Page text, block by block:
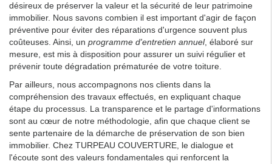
désireux de préserver la valeur et la sécurité de leur patrimoine
immobilier. Nous savons combien il est important d'agir de façon
préventive pour éviter des réparations d'urgence souvent plus
coûteuses. Ainsi, un programme d'entretien annuel, élaboré sur
mesure, est mis à disposition pour assurer un suivi régulier et
prévenir toute dégradation prématurée de votre toiture.
Par ailleurs, nous accompagnons nos clients dans la
compréhension des travaux effectués, en expliquant chaque
étape du processus. La transparence et le partage d'informations
sont au cœur de notre méthodologie, afin que chaque client se
sente partenaire de la démarche de préservation de son bien
immobilier. Chez TURPEAU COUVERTURE, le dialogue et
l'écoute sont des valeurs fondamentales qui renforcent la